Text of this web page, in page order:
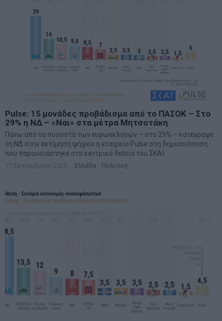
Pulse: 15 μονάδες προβάδισμα από το ΠΑΣΟΚ – Στο
29% η ΝΔ – «Ναι» στα μέτρα Μητσοτάκη
Πάνω από τα ποσοστά των ευρωεκλογών – στο 29% – κατέγραψε
τη ΝΔ στην εκτίμηση ψήφου η εταιρεία Pulse στη δημοσκόπηση
που παρουσιάστηκε στο κεντρικό δελτίο του ΣΚΑΪ.
17 Σεπτεμβρίου 2025 Ελλάδα Πολιτική